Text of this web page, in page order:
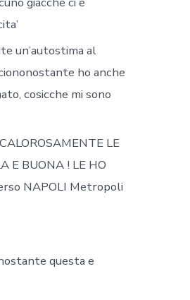
un’autostima al
ho anche
cosicche mi sono
LE
E BUONA ! LE HO
NAPOLI Metropoli
questa e